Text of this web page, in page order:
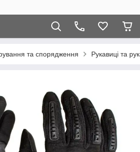
та спорядження Рукавиці та